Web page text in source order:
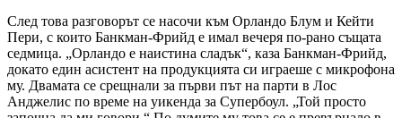
След това разговорът се насочи към Орландо Блум и Кейти
Пери, с които Банкман-Фрийд е имал вечеря по-рано същата
седмица. „Орландо е наистина сладък“, каза Банкман-Фрийд,
докато един асистент на продукцията си играеше с микрофона
му. Двамата се срещнали за първи път на парти в Лос
Анджелис по време на уикенда за Супербоул. „Той просто